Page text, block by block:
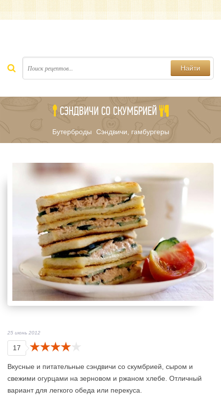
Найти
СЭНДВИЧИ СО СКУМБРИЕЙ
Бутерброды Сэндвичи, гамбургеры
25 июнь 2012
17
Вкусные и питательные сэндвичи со скумбрией, сыром и
свежими огурцами на зерновом и ржаном хлебе. Отличный
вариант для легкого обеда или перекуса.